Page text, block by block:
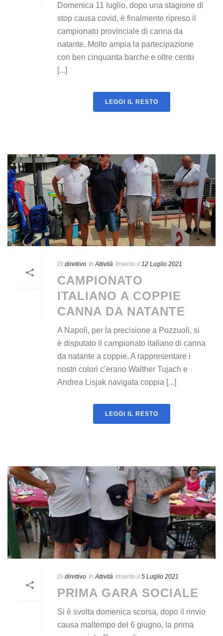
Domenica 11 luglio, dopo una stagione di
stop causa covid, è finalmente ripreso il
campionato provinciale di canna da
natante. Molto ampia la partecipazione
con ben cinquanta barche e oltre cento
[...]
LEGGI IL RESTO
Di direttivo In Attività Inserito il 12 Luglio 2021
CAMPIONATO
ITALIANO A COPPIE
CANNA DA NATANTE
A Napoli, per la precisione a Pozzuoli, si
è disputato il campionato italiano di canna
da natante a coppie. A rappresentare i
nostri colori c’erano Walther Tujach e
Andrea Lisjak navigata coppia [...]
LEGGI IL RESTO
Di direttivo In Attività Inserito il 5 Luglio 2021
PRIMA GARA SOCIALE
Si è svolta domenica scorsa, dopo il rinvio
causa maltempo del 6 giugno, la prima